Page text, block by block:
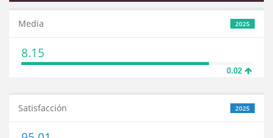
2025
Media
8.15
0.02
2025
Satisfacción